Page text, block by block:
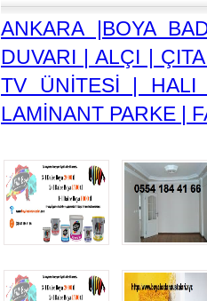
ANKARA |BOYA
DUVARI | ALÇI |
TV ÜNİTESİ | HALI
LAMİNANT PARKE |